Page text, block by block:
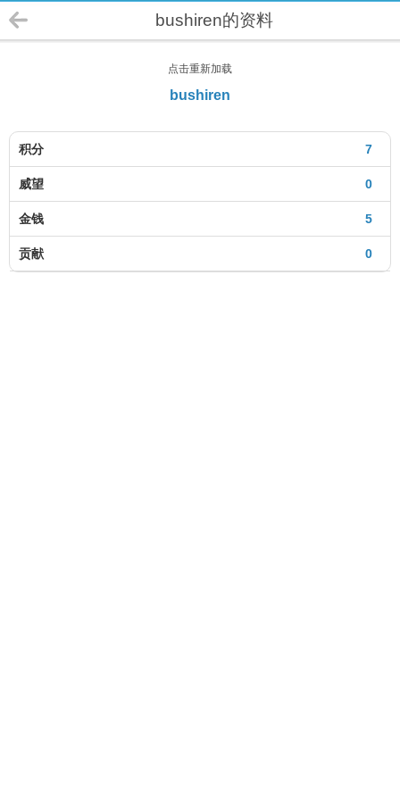
bushiren的资料
点击重新加载
bushiren
7
积分
0
威望
5
金钱
0
贡献